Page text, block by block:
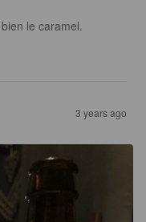
le caramel.
3 years ago